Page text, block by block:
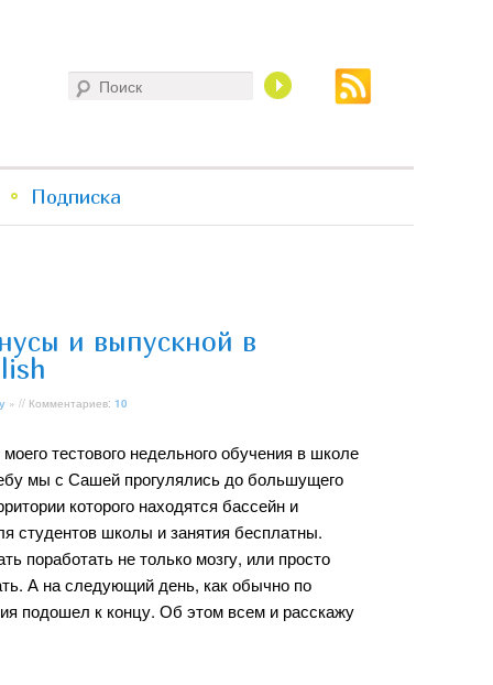
Подписка
и выпускной в
» // Комментариев: 10
тестового недельного обучения в школе
мы с Сашей прогулялись до большущего
которого находятся бассейн и
студентов школы и занятия бесплатны.
поработать не только мозгу, или просто
А на следующий день, как обычно по
подошел к концу. Об этом всем и расскажу